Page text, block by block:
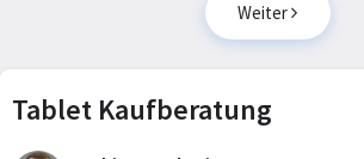
Weiter
Tablet Kaufberatung